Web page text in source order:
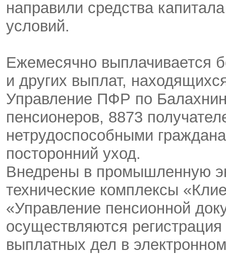
направили средства
условий.
Ежемесячно выплачивается
и других выплат,
Управление ПФР по
пенсионеров, 8873
нетрудоспособными
посторонний уход.
Внедрены в промышленную
технические комплексы
«Управление пенсионной
осуществляются
выплатных дел в